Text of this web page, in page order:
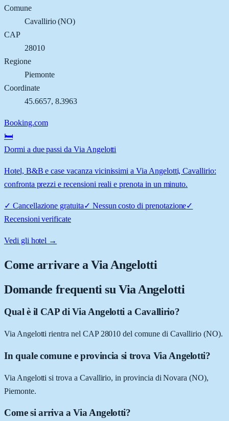
Comune
Cavallirio(NO)
CAP
28010
Regione
Piemonte
Coordinate
45.6657, 8.3963
Booking.com
🛏️
Dormi a due passi da Via Angelotti
Hotel, B&B e case vacanza vicinissimi a Via Angelotti, Cavallirio:
confronta prezzi e recensioni reali e prenota in un minuto.
✓ Cancellazione gratuita✓ Nessun costo di prenotazione✓
Recensioni verificate
Vedi gli hotel →
Come arrivare aVia Angelotti
Domande frequenti su Via Angelotti
Qual è il CAP di Via Angelotti a Cavallirio?
Via Angelotti rientra nel CAP 28010 del comune di Cavallirio (NO).
In quale comune e provincia si trova Via Angelotti?
Via Angelotti si trova a Cavallirio, in provincia di Novara (NO),
Piemonte.
Come si arriva a Via Angelotti?